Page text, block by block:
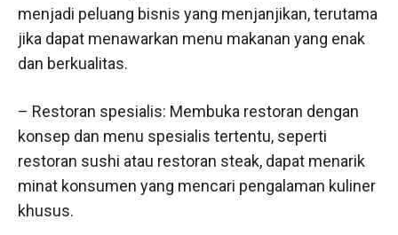
menjadi peluang bisnis yang menjanjikan, terutama
jika dapat menawarkan menu makanan yang enak
dan berkualitas.
– Restoran spesialis: Membuka restoran dengan
konsep dan menu spesialis tertentu, seperti
restoran sushi atau restoran steak, dapat menarik
minat konsumen yang mencari pengalaman kuliner
khusus.